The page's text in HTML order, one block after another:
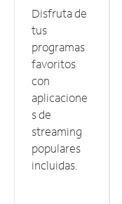
Disfruta de
tus
programas
favoritos
con
aplicacione
s de
streaming
populares
incluidas.